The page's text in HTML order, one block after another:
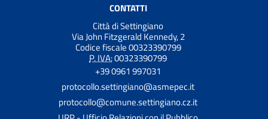
CONTATTI
Città di Settingiano
Via John Fitzgerald Kennedy, 2
Codice fiscale 00323390799
P. IVA:00323390799
+39 0961 997031
protocollo.settingiano@asmepec.it
protocollo@comune.settingiano.cz.it